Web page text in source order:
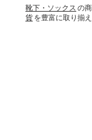
靴下・ソックス の
貨 を豊富に取り揃え